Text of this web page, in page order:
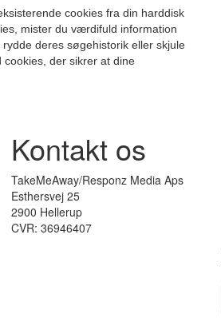
cookies fra din harddisk
mister du værdifuld information
deres søgehistorik eller skjule
cookies, der sikrer at dine
Kontakt os
TakeMeAway/Responz Media Aps
Esthersvej 25
2900 Hellerup
CVR: 36946407